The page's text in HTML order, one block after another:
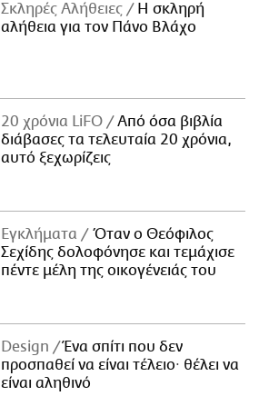
Σκληρές Αλήθειες
H σκληρή
αλήθεια για τον Πάνο Βλάχο
20 χρόνια LiFO
Από όσα βιβλία
διάβασες τα τελευταία 20 χρόνια,
αυτό ξεχωρίζεις
Εγκλήματα
Όταν ο Θεόφιλος
Σεχίδης δολοφόνησε και τεμάχισε
πέντε μέλη της οικογένειάς του
Design
Ένα σπίτι που δεν
προσπαθεί να είναι τέλειο· θέλει να
είναι αληθινό